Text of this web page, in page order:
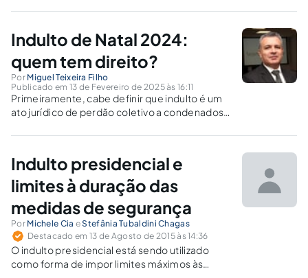
Indulto de Natal 2024:
quem tem direito?
Por Miguel Teixeira Filho
Publicado em 13 de Fevereiro de 2025 às 16:11
Primeiramente, cabe definir que indulto é um
ato jurídico de perdão coletivo a condenados
o qual pode ser concedido pelo chefe de
o indulto é...
Indulto presidencial e
limites à duração das
medidas de segurança
Por Michele Cia eStefânia Tubaldini Chagas
Destacado em 13 de Agosto de 2015 às 14:36
O indulto presidencial está sendo utilizado
como forma de impor limites máximos às